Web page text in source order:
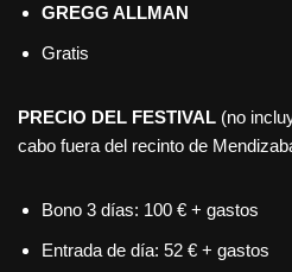
GREGG ALLMAN
Gratis
PRECIO DEL FESTIVAL (no
cabo fuera del recinto de
Bono 3 días: 100 € + gastos
Entrada de día: 52 € + gastos